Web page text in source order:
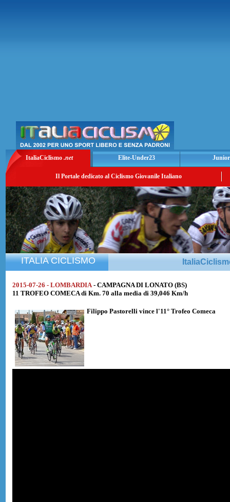
ItaliaCiclismo .net Elite-Under23
Il Portale dedicato al Ciclismo Giovanile Italiano
ITALIA CICLISMO
2015-07-26 - LOMBARDIA - CAMPAGNA DI LONATO (BS)
11 TROFEO COMECA di Km. 70 alla media di 39,046 Km/h
Filippo Pastorelli vince l'11° Trofeo Comeca